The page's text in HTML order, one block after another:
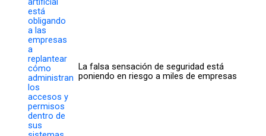
La falsa sensación de seguridad está
poniendo en riesgo a miles de empresas